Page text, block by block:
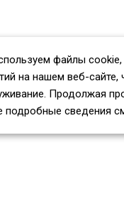
файлы cookie,
на нашем веб-сайте,
Продолжая
подробные сведения